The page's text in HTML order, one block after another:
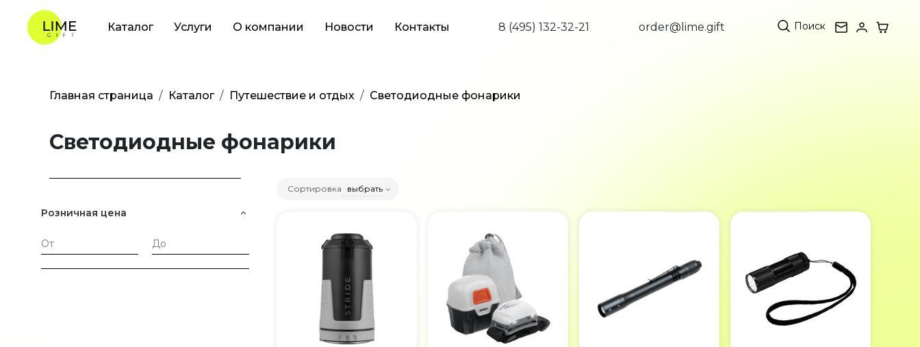
Каталог Услуги О компании Новости Контакты 8 (495) 132-32-21 order@lime.gift Поиск
Главная страница Каталог Путешествие и отдых Светодиодные фонарики
Светодиодные фонарики
Розничная цена
Сортировка выбрать